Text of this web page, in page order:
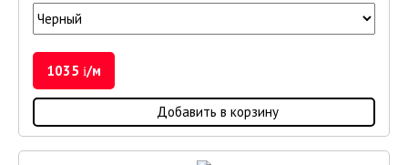
1035 i/м
Добавить в корзину